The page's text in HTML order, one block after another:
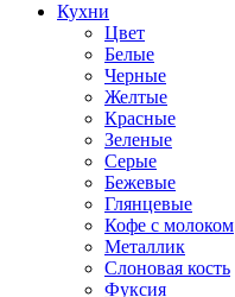
Кухни
Цвет
Белые
Черные
Желтые
Красные
Зеленые
Серые
Бежевые
Глянцевые
Кофе с молоком
Металлик
Слоновая кость
Фуксия